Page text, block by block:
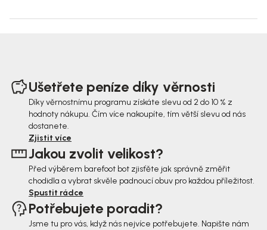
Ušetřete peníze díky věrnosti
Díky věrnostnímu programu získáte slevu od 2 do 10 % z
hodnoty nákupu. Čím více nakoupíte, tím větší slevu od nás
dostanete.
Zjistit více
Jakou zvolit velikost?
Před výběrem barefoot bot zjisťěte jak správně změřit
chodidla a vybrat skvěle padnoucí obuv pro každou příležitost.
Spustit rádce
Potřebujete poradit?
Jsme tu pro vás, když nás nejvíce potřebujete. Napište nám